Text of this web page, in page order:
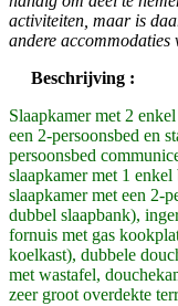
activiteiten, maar is
andere accommodaties
Beschrijving :
Slaapkamer met 2
een 2-persoonsbed en
persoonsbed
slaapkamer met 1
slaapkamer met een 2-
dubbel slaapbank),
fornuis met gas
koelkast), dubbele
met wastafel,
zeer groot overdekte